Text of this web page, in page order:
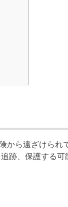
ら遠ざけられ
跡、保護する可